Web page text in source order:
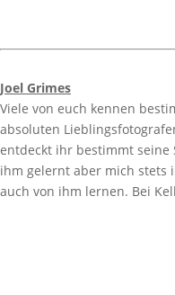
Joel Grimes
Viele von euch kennen
absoluten
entdeckt ihr bestimmt seine
ihm gelernt aber mich stets
auch von ihm lernen. Bei